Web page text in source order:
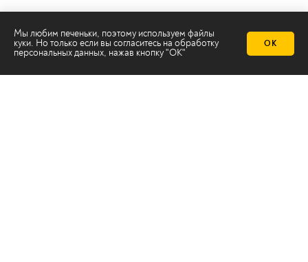
Мы любим печеньки, поэтому используем файлы
куки. Но только если вы согласитесь на обработку
персональных данных, нажав кнопку "ОК"
ОК
Онлайн-эфир
Все авторы